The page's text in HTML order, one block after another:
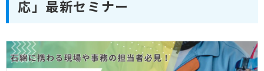
応」最新セミナー